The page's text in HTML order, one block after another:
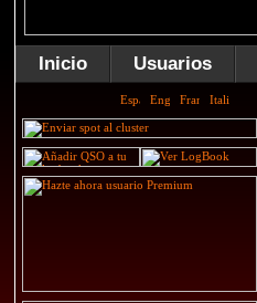
Inicio Usuarios